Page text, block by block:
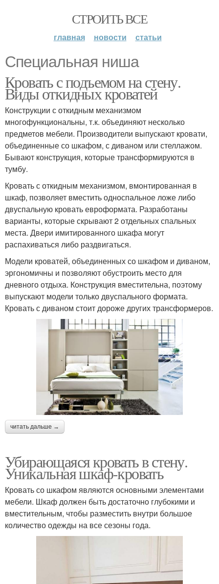
СТРОИТЬ ВСЕ
главная новости статьи
Специальная ниша
Кровать с подъемом на стену.
Виды откидных кроватей
Конструкции с откидным механизмом
многофункциональны, т.к. объединяют несколько
предметов мебели. Производители выпускают кровати,
объединенные со шкафом, с диваном или стеллажом.
Бывают конструкция, которые трансформируются в
тумбу.
Кровать с откидным механизмом, вмонтированная в
шкаф, позволяет вместить односпальное ложе либо
двуспальную кровать евроформата. Разработаны
варианты, которые скрывают 2 отдельных спальных
места. Двери имитированного шкафа могут
распахиваться либо раздвигаться.
Модели кроватей, объединенных со шкафом и диваном,
эргономичны и позволяют обустроить место для
дневного отдыха. Конструкция вместительна, поэтому
выпускают модели только двуспального формата.
Кровать с диваном стоит дороже других трансформеров.
читать дальше →
Убирающаяся кровать в стену.
Уникальная шкаф-кровать
Кровать со шкафом являются основными элементами
мебели. Шкаф должен быть достаточно глубокими и
вместительным, чтобы разместить внутри большое
количество одежды на все сезоны года.